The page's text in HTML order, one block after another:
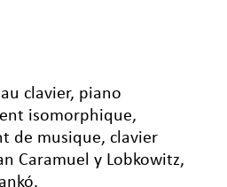
clavier, piano
isomorphique,
de musique, clavier
Caramuel y Lobkowitz,